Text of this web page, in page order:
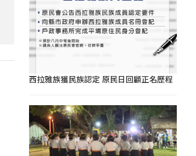
西拉雅族獲民族認定 原民日回顧正名歷程